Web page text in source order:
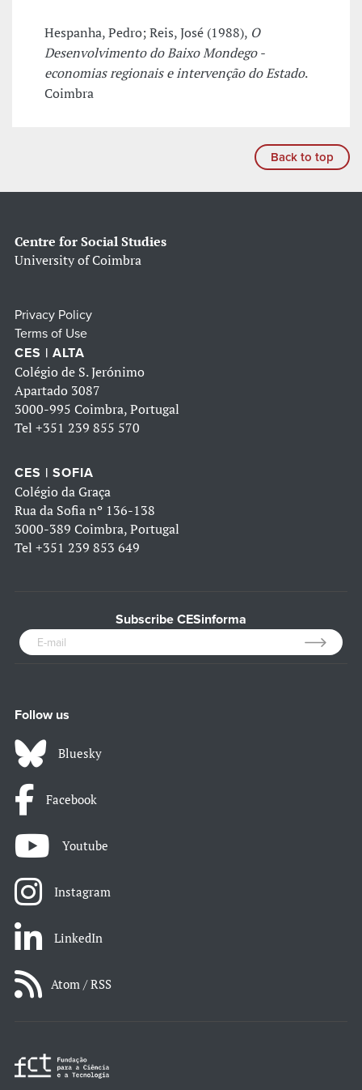
Hespanha, Pedro; Reis, José (1988), O
Desenvolvimento do Baixo Mondego -
economias regionais e intervenção do Estado.
Coimbra
Back to top
Centre for Social Studies
University of Coimbra
Privacy Policy
Terms of Use
CES | ALTA
Colégio de S. Jerónimo
Apartado 3087
3000-995 Coimbra, Portugal
Tel +351 239 855 570
CES | SOFIA
Colégio da Graça
Rua da Sofia nº 136-138
3000-389 Coimbra, Portugal
Tel +351 239 853 649
Subscribe CESinforma
Follow us
Bluesky
Facebook
Youtube
Instagram
LinkedIn
Atom / RSS